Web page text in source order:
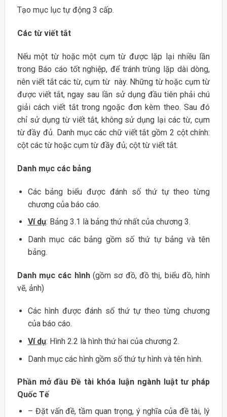
Tạo mục lục tự động 3 cấp.
Các từ viết tắt
Nếu một từ hoặc một cụm từ được lặp lại nhiều lần
trong Báo cáo tốt nghiệp, để tránh trùng lặp dài dòng,
nên viết tắt các từ, cụm từ này. Những từ hoặc cụm từ
được viết tắt, ngay sau lần sử dụng đầu tiên phải chú
giải cách viết tắt trong ngoặc đơn kèm theo. Sau đó
chỉ sử dụng từ viết tắt, không sử dụng lại các từ, cụm
từ đầy đủ. Danh mục các chữ viết tắt gồm 2 cột chính:
cột các từ hoặc cụm từ đầy đủ; cột từ viết tắt.
Danh mục các bảng
Các bảng biểu được đánh số thứ tự theo từng
chương của báo cáo.
Ví dụ: Bảng 3.1 là bảng thứ nhất của chương 3.
Danh mục các bảng gồm số thứ tự bảng và tên
bảng.
Danh mục các hình(gồm sơ đồ, đồ thị, biểu đồ, hình
vẽ, ảnh)
Các hình được đánh số thứ tự theo từng chương
của báo cáo.
Ví dụ: Hình 2.2 là hình thứ hai của chương 2.
Danh mục các hình gồm số thứ tự hình và tên hình.
Phần mở đầu Đề tài khóa luận ngành luật tư pháp
Quốc Tế
– Đặt vấn đề, tầm quan trọng, ý nghĩa của đề tài, lý